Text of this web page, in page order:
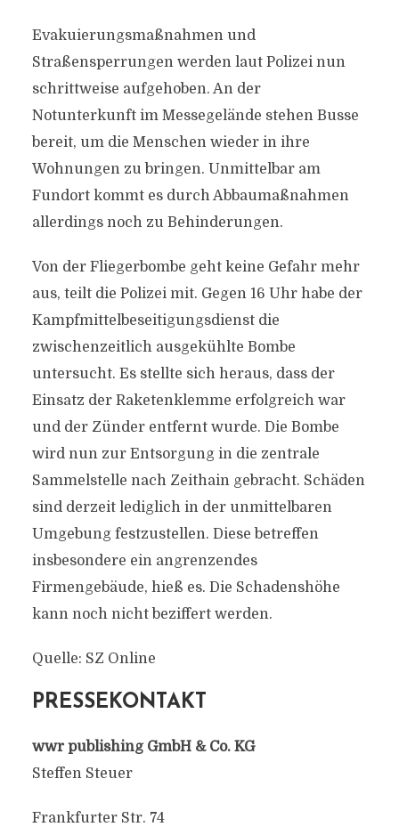
Evakuierungsmaßnahmen und
Straßensperrungen werden laut Polizei nun
schrittweise aufgehoben. An der
Notunterkunft im Messegelände stehen Busse
bereit, um die Menschen wieder in ihre
Wohnungen zu bringen. Unmittelbar am
Fundort kommt es durch Abbaumaßnahmen
allerdings noch zu Behinderungen.
Von der Fliegerbombe geht keine Gefahr mehr
aus, teilt die Polizei mit. Gegen 16 Uhr habe der
Kampfmittelbeseitigungsdienst die
zwischenzeitlich ausgekühlte Bombe
untersucht. Es stellte sich heraus, dass der
Einsatz der Raketenklemme erfolgreich war
und der Zünder entfernt wurde. Die Bombe
wird nun zur Entsorgung in die zentrale
Sammelstelle nach Zeithain gebracht. Schäden
sind derzeit lediglich in der unmittelbaren
Umgebung festzustellen. Diese betreffen
insbesondere ein angrenzendes
Firmengebäude, hieß es. Die Schadenshöhe
kann noch nicht beziffert werden.
Quelle: SZ Online
PRESSEKONTAKT
wwr publishing GmbH & Co. KG
Steffen Steuer
Frankfurter Str. 74